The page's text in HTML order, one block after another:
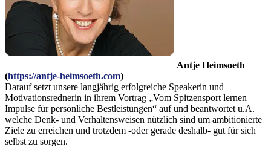
Antje Heimsoeth
(https://antje-heimsoeth.com)
Darauf setzt unsere langjährig erfolgreiche Speakerin und
Motivationsrednerin in ihrem Vortrag „Vom Spitzensport lernen –
Impulse für persönliche Bestleistungen“ auf und beantwortet u.A.
welche Denk- und Verhaltensweisen nützlich sind um ambitionierte
Ziele zu erreichen und trotzdem -oder gerade deshalb- gut für sich
selbst zu sorgen.